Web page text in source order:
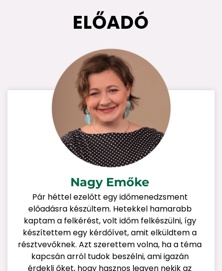
ELŐADÓ
Nagy Emőke
Pár héttel ezelőtt egy időmenedzsment
előadásra készültem. Hetekkel hamarabb
kaptam a felkérést, volt időm felkészülni, így
készítettem egy kérdőívet, amit elküldtem a
résztvevőknek. Azt szerettem volna, ha a téma
kapcsán arról tudok beszélni, ami igazán
érdekli őket, hogy hasznos legyen nekik az